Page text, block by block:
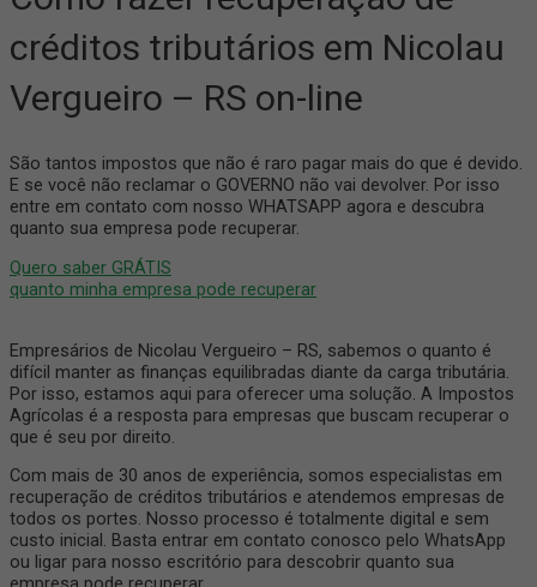
créditos tributários em Nicolau
Vergueiro – RS on-line
São tantos impostos que não é raro pagar mais do que é devido.
E se você não reclamar o GOVERNO não vai devolver. Por isso
entre em contato com nosso WHATSAPP agora e descubra
quanto sua empresa pode recuperar.
Quero saber GRÁTIS
quanto minha empresa pode recuperar
Empresários de Nicolau Vergueiro – RS, sabemos o quanto é
difícil manter as finanças equilibradas diante da carga tributária.
Por isso, estamos aqui para oferecer uma solução. A Impostos
Agrícolas é a resposta para empresas que buscam recuperar o
que é seu por direito.
Com mais de 30 anos de experiência, somos especialistas em
recuperação de créditos tributários e atendemos empresas de
todos os portes. Nosso processo é totalmente digital e sem
custo inicial. Basta entrar em contato conosco pelo WhatsApp
ou ligar para nosso escritório para descobrir quanto sua